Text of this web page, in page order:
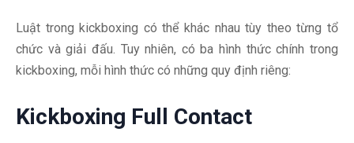
Luật trong kickboxing có thể khác nhau tùy theo từng tổ
chức và giải đấu. Tuy nhiên, có ba hình thức chính trong
kickboxing, mỗi hình thức có những quy định riêng:
Kickboxing Full Contact